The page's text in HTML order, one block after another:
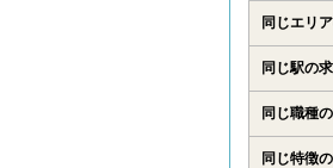
同じエリ
同じ駅の
同じ職種
同じ特徴